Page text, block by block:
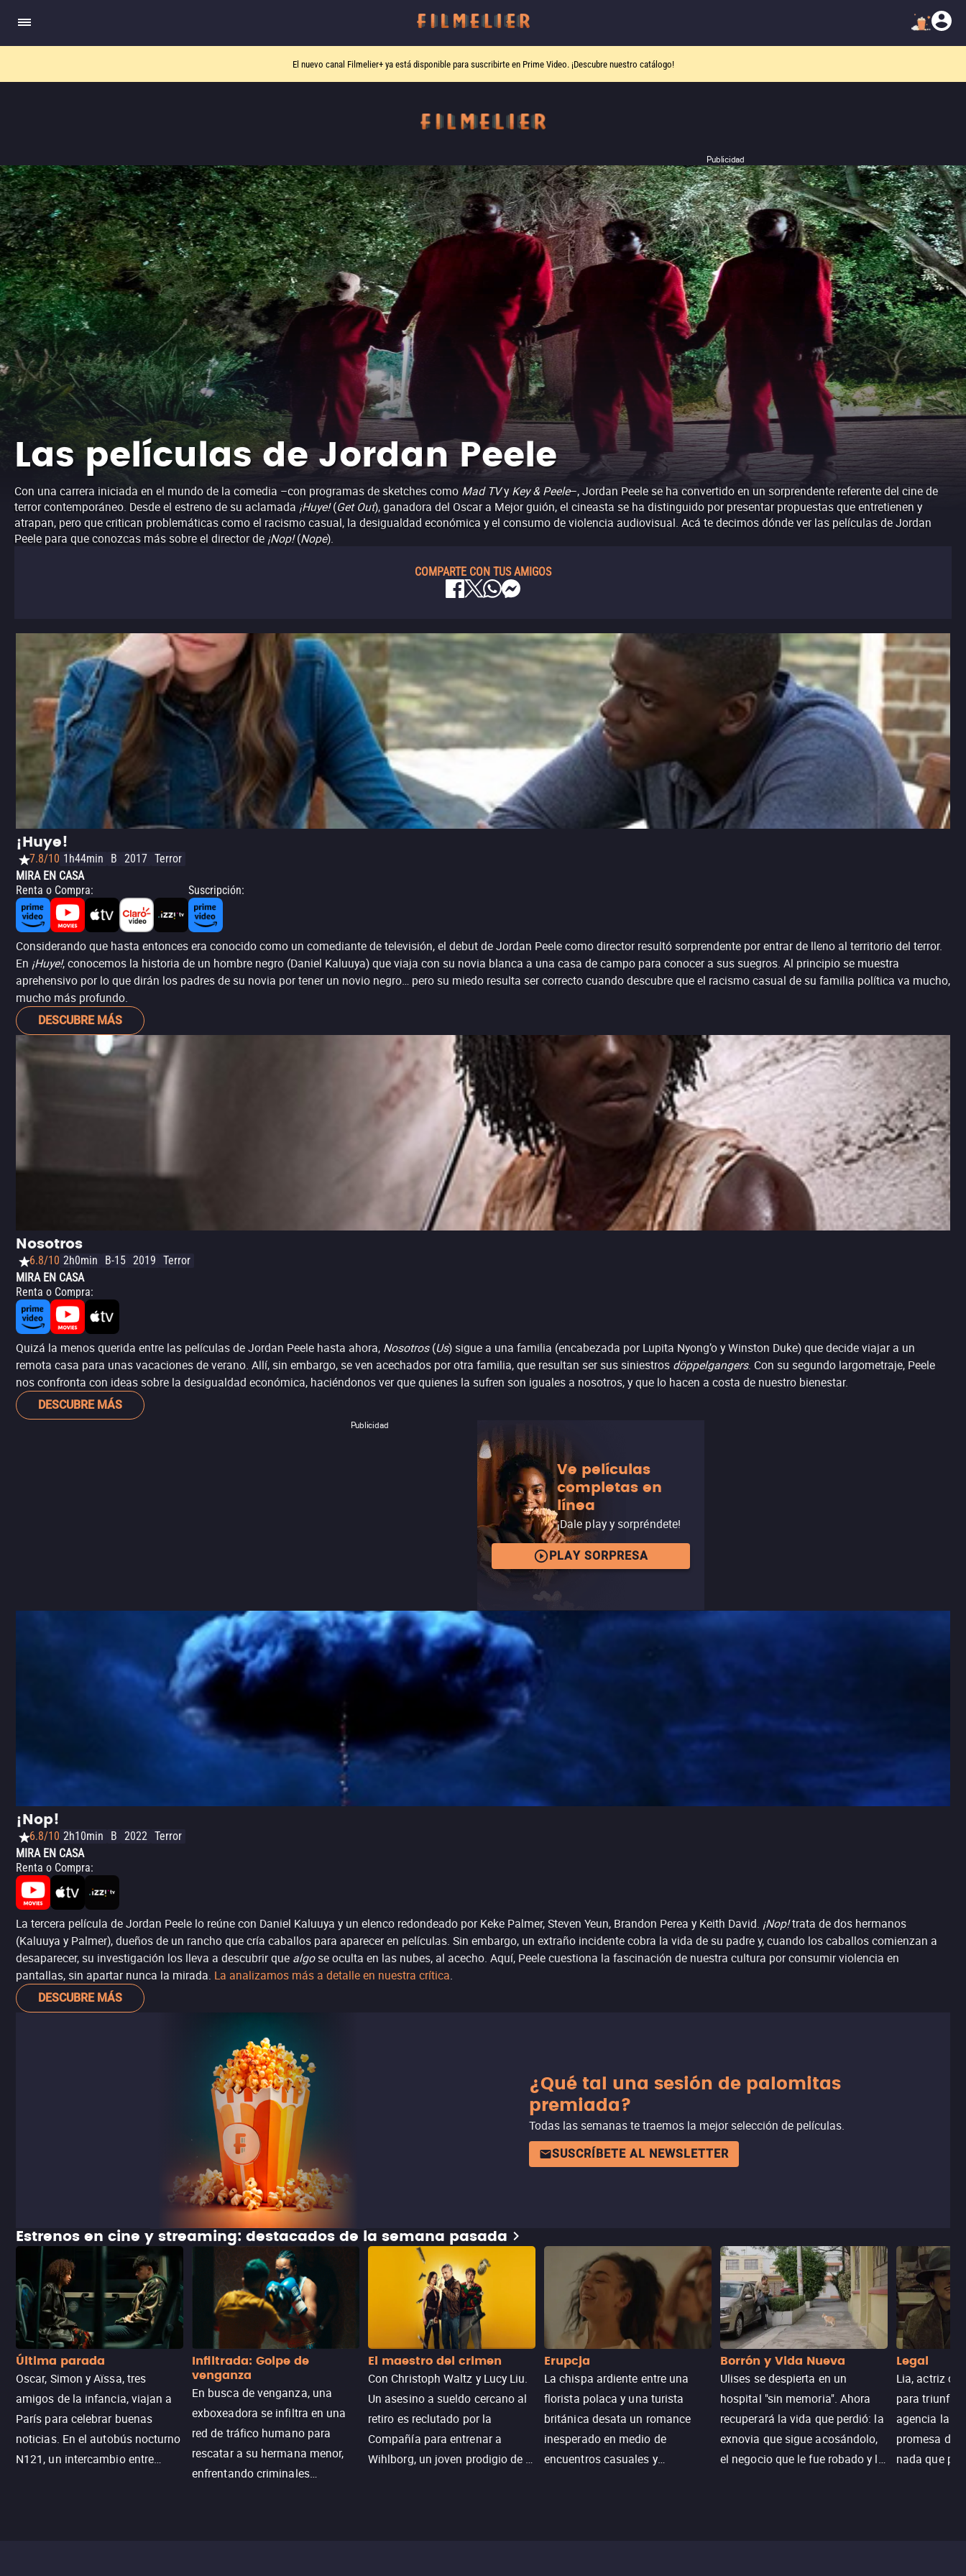
El nuevo canal Filmelier+ya está disponible para suscribirte en Prime Video. ¡Descubre nuestro catálogo!
Publicidad
Las películas de Jordan Peele
Con una carrera iniciada en el mundo de la comedia –con programas de sketches como Mad TVyKey & Peele–, Jordan Peele se ha convertido en un sorprendente referente del cine de
terror contemporáneo. Desde el estreno de su aclamada ¡Huye!(Get Out), ganadora del Oscar a Mejor guión, el cineasta se ha distinguido por presentar propuestas que entretienen y
atrapan, pero que critican problemáticas como el racismo casual, la desigualdad económica y el consumo de violencia audiovisual. Acá te decimos dónde ver las películas de Jordan
Peele para que conozcas más sobre el director de ¡Nop!(Nope).
COMPARTE CON TUS AMIGOS
¡Huye!
7.8/10 1h44min B 2017 Terror
MIRA EN CASA
Renta o Compra: Suscripción:
Considerando que hasta entonces era conocido como un comediante de televisión, el debut de Jordan Peele como director resultó sorprendente por entrar de lleno al territorio del terror.
En ¡Huye!, conocemos la historia de un hombre negro (Daniel Kaluuya) que viaja con su novia blanca a una casa de campo para conocer a sus suegros. Al principio se muestra
aprehensivo por lo que dirán los padres de su novia por tener un novio negro… pero su miedo resulta ser correcto cuando descubre que el racismo casual de su familia política va mucho,
mucho más profundo.
DESCUBRE MÁS
Nosotros
6.8/10 2h0min B-15 2019 Terror
MIRA EN CASA
Renta o Compra:
Quizá la menos querida entre las películas de Jordan Peele hasta ahora, Nosotros(Us) sigue a una familia (encabezada por Lupita Nyong’o y Winston Duke) que decide viajar a un
remota casa para unas vacaciones de verano. Allí, sin embargo, se ven acechados por otra familia, que resultan ser sus siniestros döppelgangers. Con su segundo largometraje, Peele
nos confronta con ideas sobre la desigualdad económica, haciéndonos ver que quienes la sufren son iguales a nosotros, y que lo hacen a costa de nuestro bienestar.
DESCUBRE MÁS
Ve películas
completas en
línea
¡Dale play y sorpréndete!
PLAY SORPRESA
Publicidad
¡Nop!
6.8/10 2h10min B 2022 Terror
MIRA EN CASA
Renta o Compra:
La tercera película de Jordan Peele lo reúne con Daniel Kaluuya y un elenco redondeado por Keke Palmer, Steven Yeun, Brandon Perea y Keith David. ¡Nop!trata de dos hermanos
(Kaluuya y Palmer), dueños de un rancho que cría caballos para aparecer en películas. Sin embargo, un extraño incidente cobra la vida de su padre y, cuando los caballos comienzan a
desaparecer, su investigación los lleva a descubrir que algose oculta en las nubes, al acecho. Aquí, Peele cuestiona la fascinación de nuestra cultura por consumir violencia en
pantallas, sin apartar nunca la mirada. La analizamos más a detalle en nuestra crítica.
DESCUBRE MÁS
¿Qué tal una sesión de palomitas
premiada?
Todas las semanas te traemos la mejor selección de películas.
SUSCRÍBETE AL NEWSLETTER
Estrenos en cine y streaming: destacados de la semana pasada
Última parada
Oscar, Simon y Aïssa, tres
amigos de la infancia, viajan a
París para celebrar buenas
noticias. En el autobús nocturno
N121, un intercambio entre
Infiltrada: Golpe de
venganza
En busca de venganza, una
exboxeadora se infiltra en una
red de tráfico humano para
rescatar a su hermana menor,
enfrentando criminales
El maestro del crimen
Con Christoph Waltz y Lucy Liu.
Un asesino a sueldo cercano al
retiro es reclutado por la
Compañía para entrenar a
Wihlborg, un joven prodigio de la
Erupcja
La chispa ardiente entre una
florista polaca y una turista
británica desata un romance
inesperado en medio de
encuentros casuales y
Borrón y Vida Nueva
Ulises se despierta en un
hospital "sin memoria". Ahora
recuperará la vida que perdió: la
exnovia que sigue acosándolo,
el negocio que le fue robado y la
Legal
Lia, actriz
para triunfar
agencia la
promesa de
nada que